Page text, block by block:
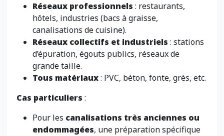
Réseaux professionnels : restaurants,
hôtels, industries (bacs à graisse,
canalisations de cuisine).
Réseaux collectifs et industriels : stations
d’épuration, égouts publics, réseaux de
grande taille.
Tous matériaux: PVC, béton, fonte, grès, etc.
Cas particuliers :
Pour les canalisations très anciennes ou
endommagées, une préparation spécifique